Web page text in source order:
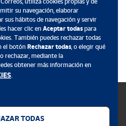
su navegación, elaborar
sus hábitos de navegación y servir
hacer clic en Aceptar todaspara
También puedes rechazar todas
el botón Rechazar todas, o elegir qué
rechazar, mediante la
obtener más información en
.
TODAS